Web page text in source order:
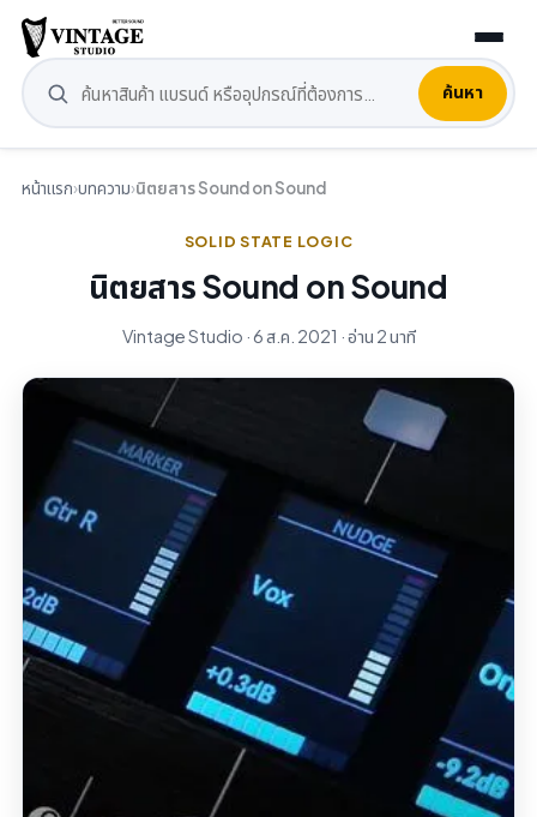
ค้นหา
หน้าแรก›บทความ›นิตยสาร Sound on Sound
SOLID STATE LOGIC
นิตยสาร Sound on Sound
Vintage Studio · 6 ส.ค. 2021 · อ่าน 2 นาที